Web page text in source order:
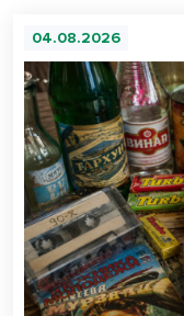
04.08.2026